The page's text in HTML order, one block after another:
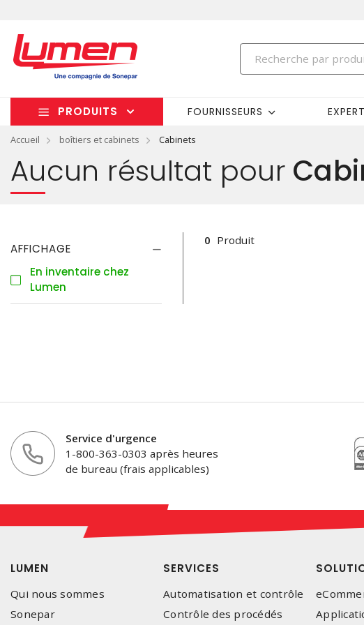
PRODUITS FOURNISSEURS
Accueil boîtiers et cabinets Cabinets
Aucun résultat pour
AFFICHAGE
En inventaire chez
Lumen
0 Produit
Service d'urgence
1-800-363-0303 après heures
de bureau (frais applicables)
LUMEN
Qui nous sommes
Sonepar
SERVICES
Automatisation et contrôle
Contrôle des procédés